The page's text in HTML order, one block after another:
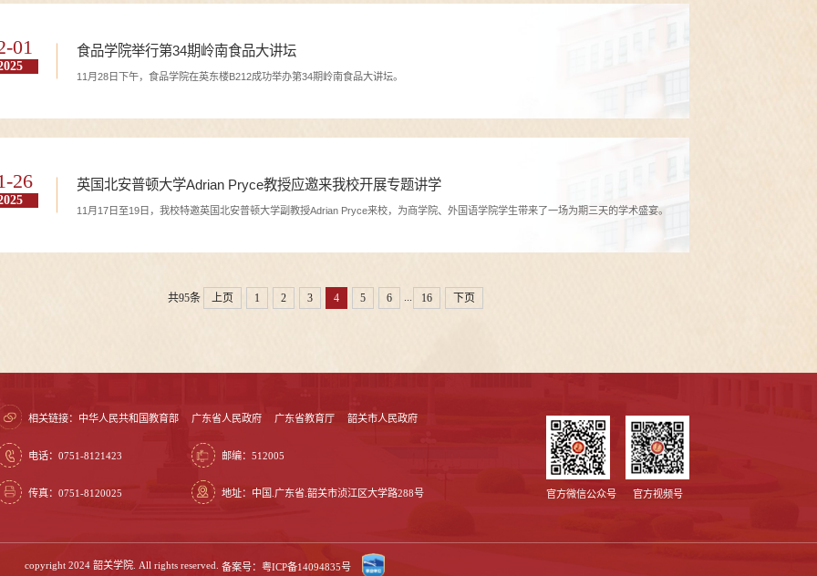
01 食品学院举行第34期岭南食品大讲坛
11月28日下午，食品学院在英东楼B212成功举办第34期岭南食品大讲坛。
26 英国北安普顿大学Adrian Pryce教授应邀来我校开展专题讲学
11月17日至19日，我校特邀英国北安普顿大学副教授Adrian Pryce来校，为商学院、外国语学院学生带来了一场为期三天的学术盛宴。
共95条 上页 1 2 3 4 5 6 16 下页
相关链接： 中华人民共和国教育部 广东省人民政府 广东省教育厅 韶关市人民政府
电话：0751-8121423 邮编：512005
传真：0751-8120025 地址：中国.广东省.韶关市浈江区大学路288号 官方微信公众号 官方视频号
copyright 2024 韶关学院. All rights reserved. 备案号：粤ICP备14094835号